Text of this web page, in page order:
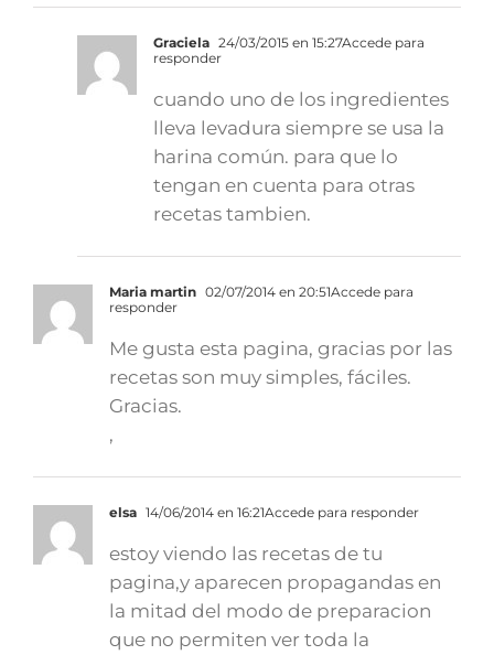
Graciela 24/03/2015 en 15:27Accede para
responder
cuando uno de los ingredientes
lleva levadura siempre se usa la
harina común. para que lo
tengan en cuenta para otras
recetas tambien.
Maria martin 02/07/2014 en 20:51Accede para
responder
Me gusta esta pagina, gracias por las
recetas son muy simples, fáciles.
Gracias.
,
elsa 14/06/2014 en 16:21Accede para responder
estoy viendo las recetas de tu
pagina,y aparecen propagandas en
la mitad del modo de preparacion
que no permiten ver toda la